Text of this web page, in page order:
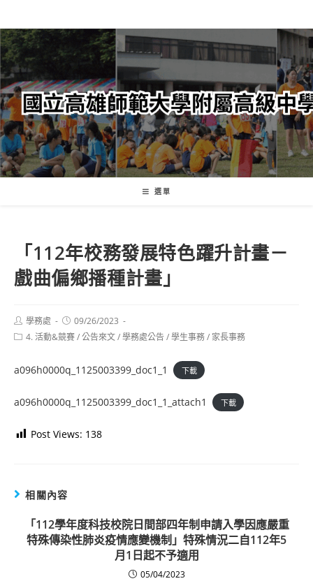
轉
至
主
要
內
容
選單
「112年校務發展特色躍升計畫－
戲曲偏鄉播種計畫」
Post
author:
學務處
Post
published:
09/26/2023
Post4. 活動&競賽/公告來文/學務處公告/學生事務/ 家長事務
a096h0000q_1125003399_doc1_1 下載
a096h0000q_1125003399_doc1_1_attach1 下載
Post Views: 138
相關內容
「112學年度科技校院日間部四年制申請入學因應嚴重
特殊傳染性肺炎疫情應變機制」特殊情況二自112年5
月1日起不予適用
05/04/2023